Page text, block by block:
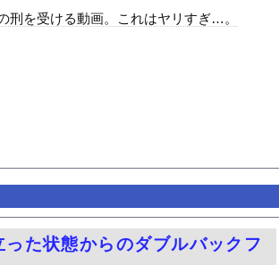
り死者多い！」中国政府「住民拘束！...
」
山の兆し＝韓国の反応
する → 猫はこうなります…
った結果…
草 ほか
ｗｗｗｗｗｗｗｗｗｗ
で遊ぶためにあるだけ」
刑を受ける動画。これはヤリすぎ…。
た状態からのダブルバックフ